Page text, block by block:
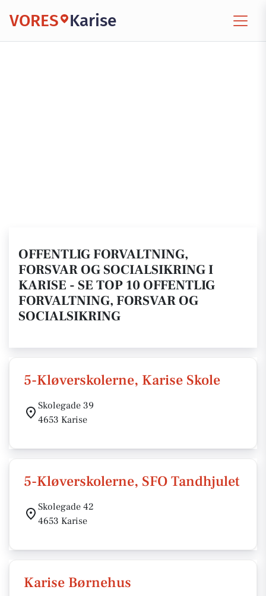
VORES Karise
OFFENTLIG FORVALTNING,
FORSVAR OG SOCIALSIKRING I
KARISE - SE TOP 10 OFFENTLIG
FORVALTNING, FORSVAR OG
SOCIALSIKRING
5-Kløverskolerne, Karise Skole
Skolegade 39
4653 Karise
5-Kløverskolerne, SFO Tandhjulet
Skolegade 42
4653 Karise
Karise Børnehus